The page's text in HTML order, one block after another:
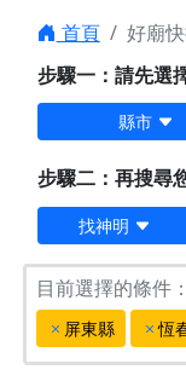
首頁
好廟
步驟一：請先選
縣市
步驟二：再搜尋
找神明
目前選擇的條件：
屏東縣 恆